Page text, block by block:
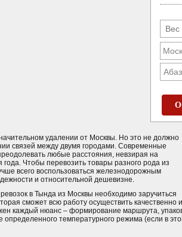
удалении от Москвы. Но это не должно
связей между двумя городами. Современные
любые расстояния, невзирая на
года. Чтобы перевозить товары разного рода из
всего воспользоваться железнодорожным
и относительной дешевизне.
в Тында из Москвы необходимо заручиться
сможет всю работу осуществить качественно
каждый нюанс – формирование маршрута,
температурного режима (если в